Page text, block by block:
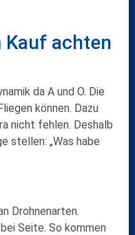
achten
da A und O. Die
können. Dazu
nicht fehlen. Deshalb
stellen: „Was habe
Drohnenarten.
Seite. So kommen